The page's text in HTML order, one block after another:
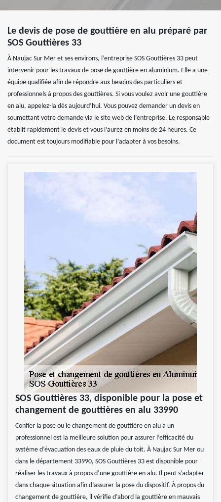
Le devis de pose de gouttière en alu préparé par
SOS Gouttières 33
À Naujac Sur Mer et ses environs, l’entreprise SOS Gouttières 33 peut
intervenir pour les travaux de pose de gouttière en aluminium. Elle a une
équipe qualifiée afin de répondre aux besoins des particuliers et
professionnels à propos des gouttières. Si vous voulez avoir une gouttière
en alu, appelez-la dès aujourd’hui. Vous pouvez demander un devis en
soumettant votre demande via le site web de l’entreprise. Le responsable
établit rapidement le devis et vous l’aurez en moins de 24 heures. Ce
document est toujours modifiable pour l’adapter à vos besoins.
SOS Gouttières 33, disponible pour la pose et
changement de gouttières en alu 33990
Confier la pose ou le changement de gouttière en alu à un
professionnel est la meilleure solution pour assurer l’efficacité du
système d’évacuation des eaux de pluie du toit. À Naujac Sur Mer ou
dans le département 33990, SOS Gouttières 33 est disponible pour
réaliser les travaux à propos d’une gouttière en alu. Il peut s’adapter
dans chaque situation afin d’assurer la pose du dispositif. À propos du
changement de gouttière, il vérifie d’abord la gouttière en mauvais